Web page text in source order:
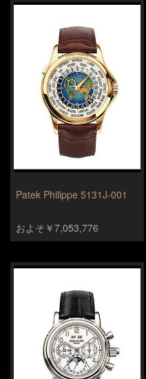
Patek Philippe 5131J-001
およそ￥7,053,776